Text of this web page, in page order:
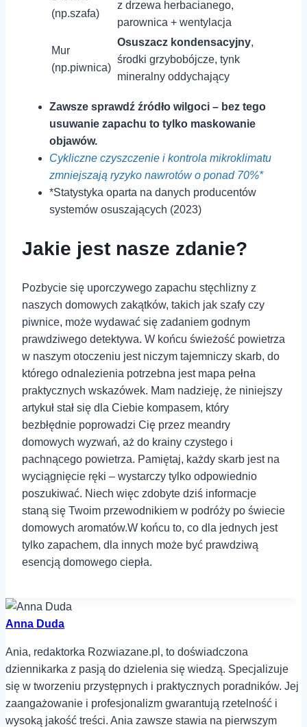
(np.szafa)
z drzewa herbacianego,
parownica + wentylacja
Mur
(np.piwnica)
Osuszacz kondensacyjny,
środki grzybobójcze, tynk
mineralny oddychający
Zawsze sprawdź źródło wilgoci – bez tego
usuwanie zapachu⁤ to tylko ​maskowanie
objawów.
Cykliczne czyszczenie i kontrola mikroklimatu
zmniejszają ryzyko nawrotów​ o ‍ponad 70%*
*Statystyka oparta na danych producentów⁣
systemów osuszających ⁣(2023)
Jakie jest nasze zdanie?
Pozbycie się uporczywego zapachu stęchlizny z
naszych ⁣domowych zakątków, takich jak‌ szafy czy
piwnice, może wydawać się zadaniem godnym
prawdziwego ‌detektywa. W końcu świeżość powietrza
w naszym⁢ otoczeniu jest ​niczym tajemniczy skarb, do
którego odnalezienia⁢ potrzebna jest mapa pełna
praktycznych wskazówek. Mam nadzieję, że⁣ niniejszy
artykuł stał się⁣ dla ​Ciebie kompasem, który​
bezbłędnie poprowadzi Cię‌ przez meandry
domowych wyzwań, aż do krainy czystego⁣ i⁤
pachnącego powietrza. Pamiętaj, każdy skarb jest​ na
wyciągnięcie ręki – ⁤wystarczy‍ tylko odpowiednio
poszukiwać. Niech więc⁤ zdobyte dziś informacje
staną się Twoim przewodnikiem w podróży po ​świecie‌
domowych aromatów.W końcu to, co dla jednych jest
tylko zapachem,‍ dla innych ‍może być prawdziwą
esencją domowego ciepła.
Anna Duda
Ania, redaktorka Rozwiazane.pl, to doświadczona
dziennikarka z pasją do dzielenia się wiedzą. Specjalizuje
się w tworzeniu przystępnych i praktycznych poradników. Jej
zaangażowanie i profesjonalizm gwarantują rzetelność i
wysoką jakość treści. Ania zawsze stawia na pierwszym